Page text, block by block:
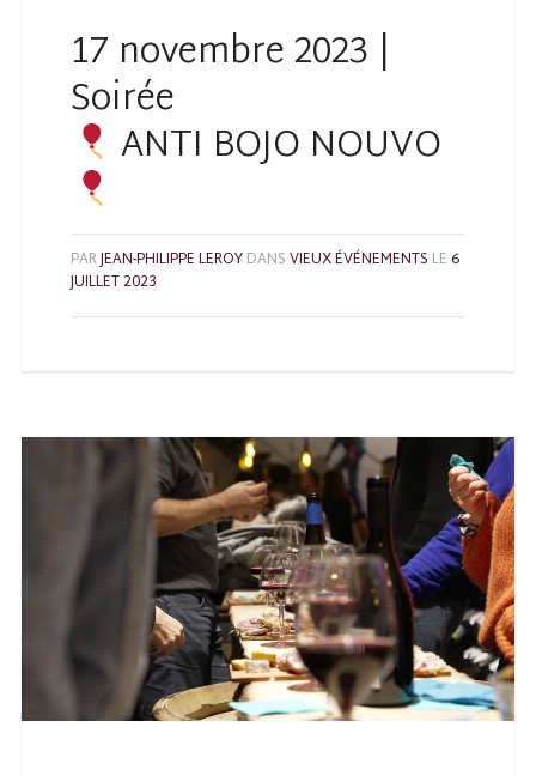
17 novembre 2023 |
Soirée
ANTI BOJO NOUVO
PARJEAN-PHILIPPE LEROYDANSVIEUX ÉVÉNEMENTS LE6
JUILLET 2023